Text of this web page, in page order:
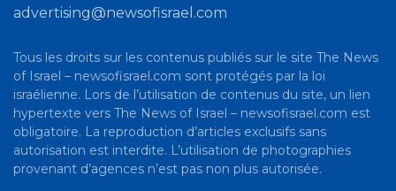
advertising@newsofisrael.com
Tous les droits sur les contenus publiés sur le site The News
of Israel – newsofisrael.com sont protégés par la loi
israélienne. Lors de l’utilisation de contenus du site, un lien
hypertexte vers The News of Israel – newsofisrael.com est
obligatoire. La reproduction d’articles exclusifs sans
autorisation est interdite. L’utilisation de photographies
provenant d’agences n’est pas non plus autorisée.